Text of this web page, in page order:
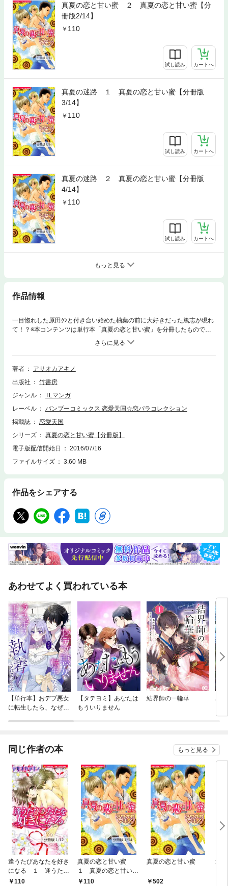
真夏の恋と甘い蜜 ２ 真夏の恋と甘い蜜【分
冊版2/14】
110
試し読み カートへ
真夏の迷路 １ 真夏の恋と甘い蜜【分冊版
3/14】
110
試し読み カートへ
真夏の迷路 ２ 真夏の恋と甘い蜜【分冊版
4/14】
110
試し読み カートへ
もっと見る
作品情報
一目惚れした原田ｸﾝと付き合い始めた柚葉の前に大好きだった篤志が現れ
て！？※本コンテンツは単行本「真夏の恋と甘い蜜」を分冊したもので
著者
アサオカアキノ
出版社
竹書房
ジャンル
TLマンガ
レーベル
バンブーコミックス 恋愛天国☆恋パラコレクション
掲載誌
恋愛天国
シリーズ
真夏の恋と甘い蜜【分冊版】
電子版配信開始日
2016/07/16
ファイルサイズ
3.60 MB
作品をシェアする
あわせてよく買われている本
【単行本】おデブ悪女
に転生したら、なぜか
【タテヨミ】あなたは
もういりません
結界師の一輪華
バ
今
同じ作者の本 もっと見る
逢うたびあなたを好き
になる １ 逢うたび
あなたを好きになる
110
真夏の恋と甘い蜜
１ 真夏の恋と甘い蜜
【分冊版1/14】
110
真夏の恋と甘い蜜
502
逢